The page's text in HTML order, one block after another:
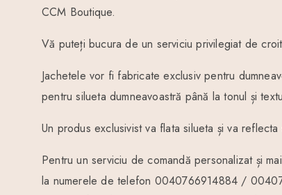
CCM Boutique.
Vă puteți bucura de un serviciu privilegiat de
Jachetele vor fi fabricate exclusiv pentru
pentru silueta dumneavoastră până la tonul și
Un produs exclusivist va flata silueta și va reflecta
Pentru un serviciu de comandă personalizat și
la numerele de telefon 0040766914884 /